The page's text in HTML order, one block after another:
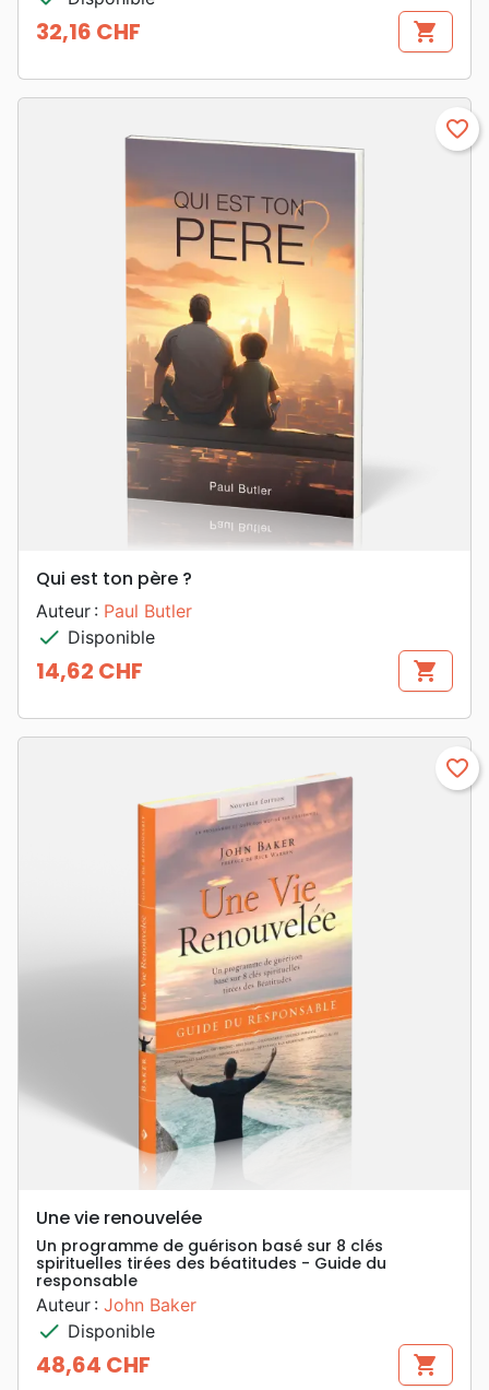
Prix
32,16 CHF shopping_cart
favorite_border
Qui est ton père ?
Auteur : Paul Butler
check Disponible
Prix
14,62 CHF shopping_cart
favorite_border
Une vie renouvelée
Un programme de guérison basé sur 8 clés
spirituelles tirées des béatitudes - Guide du
responsable
Auteur : John Baker
check Disponible
Prix
48,64 CHF shopping_cart